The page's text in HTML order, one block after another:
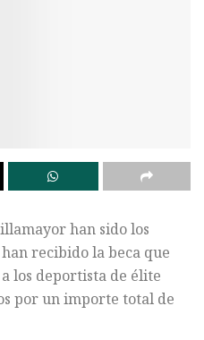
han sido los
recibido la beca que
los deportista de élite
por un importe total de